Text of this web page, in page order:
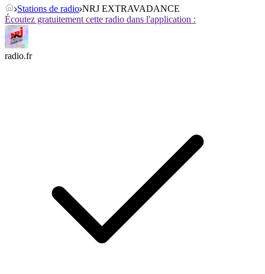
Stations de radio NRJ EXTRAVADANCE
Écoutez gratuitement cette radio dans l'application :
radio.fr